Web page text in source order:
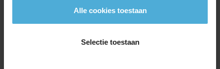
Alle cookies toestaan
Selectie toestaan
225/45R18 95V EXTRALOAD RUNFLAT
225/50R18 99V EXTRALOAD